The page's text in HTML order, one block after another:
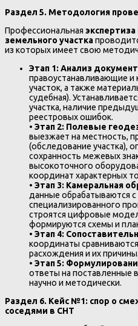
Раздел 5. Методология
Профессиональная
земельного участка
из которых имеет свою
Этап 1: Анализ
правоустанавливающие и
участок, а также
судебная).
участка, наличие
реестровых ошибок.
• Этап 2: Полевые
выезжает на местность,
(обследование участка),
сохранность межевых
высокоточного
координат характерных
• Этап 3: Камеральная
данные обрабатываются
специализированного
строятся цифровые
формируются схемы и
• Этап 4:
координаты
расхождения и их причины.
• Этап 5:
ответы на поставленные
научно и методически.
Раздел 6. Кейс №1: спор о
соседями в СНТ